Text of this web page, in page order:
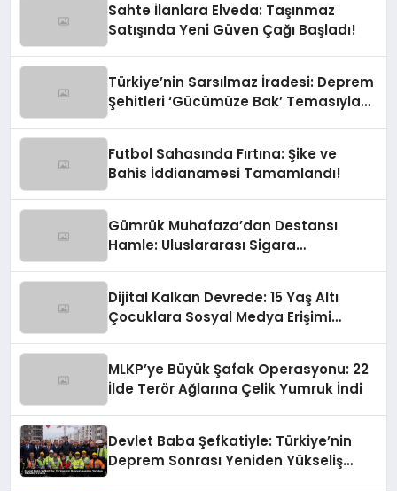
Sahte İlanlara Elveda: Taşınmaz
Satışında Yeni Güven Çağı Başladı!
Türkiye’nin Sarsılmaz İradesi: Deprem
Şehitleri ‘Gücümüze Bak’ Temasıyla
Futbol Sahasında Fırtına: Şike ve
Bahis İddianamesi Tamamlandı!
Gümrük Muhafaza’dan Destansı
Hamle: Uluslararası Sigara
Dijital Kalkan Devrede: 15 Yaş Altı
Çocuklara Sosyal Medya Erişimi
MLKP’ye Büyük Şafak Operasyonu: 22
İlde Terör Ağlarına Çelik Yumruk İndi
Devlet Baba Şefkatiyle: Türkiye’nin
Deprem Sonrası Yeniden Yükseliş